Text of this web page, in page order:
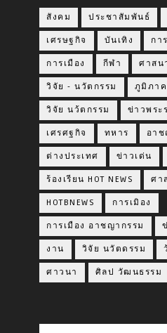
สังคม ประชาสัมพันธ์
เศรษฐกิจ บันเทิง กา
การเมือง กีฬา ศาสน
วิจัย - นวัตกรรม ภูมิภาค
วิจัย นว้ตกรรม ข่าวพระ
เศรศฐกิจ ทหาร อาช
ต่างประเทศ ข่าวเด่น
ร้องเรียน HOT NEWS ศา
HOTBNEWS การเมิอง
การเมือง อาชญากรรม
งาน วิจัย นวัตดรรม
ศาวนา ศิลป วัฒนธรรม